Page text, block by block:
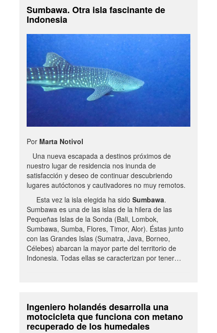
Sumbawa. Otra isla fascinante de
Indonesia
Por Marta Notivol
Una nueva escapada a destinos próximos de
nuestro lugar de residencia nos inunda de
satisfacción y deseo de continuar descubriendo
lugares autóctonos y cautivadores no muy remotos.
Esta vez la isla elegida ha sido Sumbawa.
Sumbawa es una de las islas de la hilera de las
Pequeñas Islas de la Sonda (Bali, Lombok,
Sumbawa, Sumba, Flores, Timor, Alor). Éstas junto
con las Grandes Islas (Sumatra, Java, Borneo,
Célebes) abarcan la mayor parte del territorio de
Indonesia. Todas ellas se caracterizan por tener…
Ingeniero holandés desarrolla una
motocicleta que funciona con metano
recuperado de los humedales